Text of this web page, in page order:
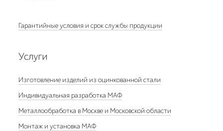
Гарантийные условия и срок службы продукции
Услуги
Изготовление изделий из оцинкованной стали
Индивидуальная разработка МАФ
Металлообработка в Москве и Московской области
Монтаж и установка МАФ